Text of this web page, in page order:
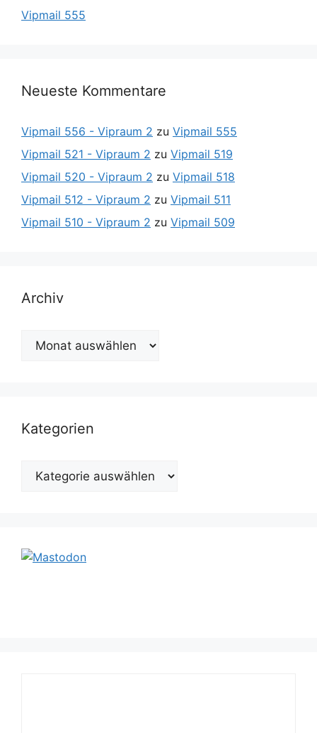
Vipmail 555
Neueste Kommentare
Vipmail 556 - Vipraum 2 zu Vipmail 555
Vipmail 521 - Vipraum 2 zu Vipmail 519
Vipmail 520 - Vipraum 2 zu Vipmail 518
Vipmail 512 - Vipraum 2 zu Vipmail 511
Vipmail 510 - Vipraum 2 zu Vipmail 509
Archiv
Archiv
Kategorien
Kategorien